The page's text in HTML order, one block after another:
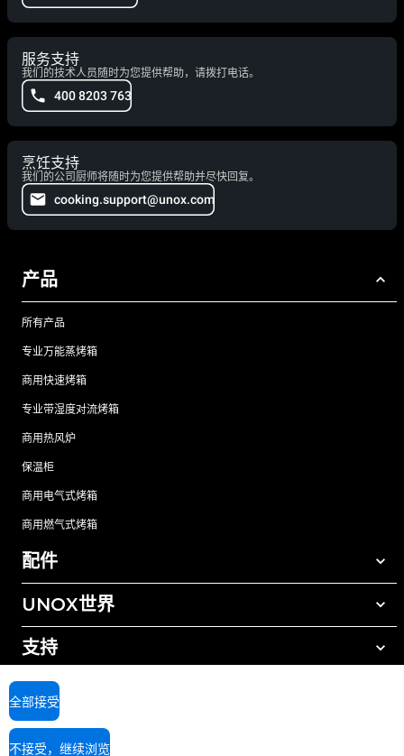
服务支持
我们的技术人员随时为您提供帮助，请拨打电话。
400 8203 763
烹饪支持
我们的公司厨师将随时为您提供帮助并尽快回复。
cooking.support@unox.com
产品
所有产品
专业万能蒸烤箱
商用快速烤箱
专业带湿度对流烤箱
商用热风炉
保温柜
商用电气式烤箱
商用燃气式烤箱
配件
所有配件
手动清洗清洁剂
树脂过滤水处理
反渗透水处理
UNOX世界
我们在全球的办事处
支持
UNOX质保
查找经销商
查找服务中心
全部接受
不接受，继续浏览